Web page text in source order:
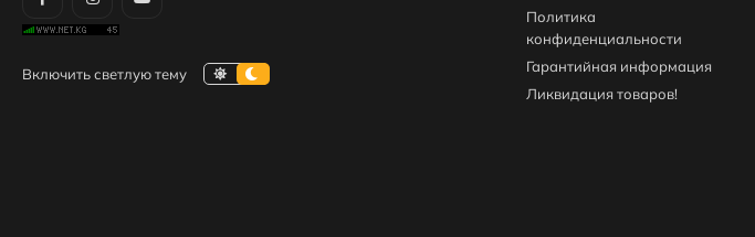
Политика
конфиденциальности
Гарантийная информация
Ликвидация товаров!